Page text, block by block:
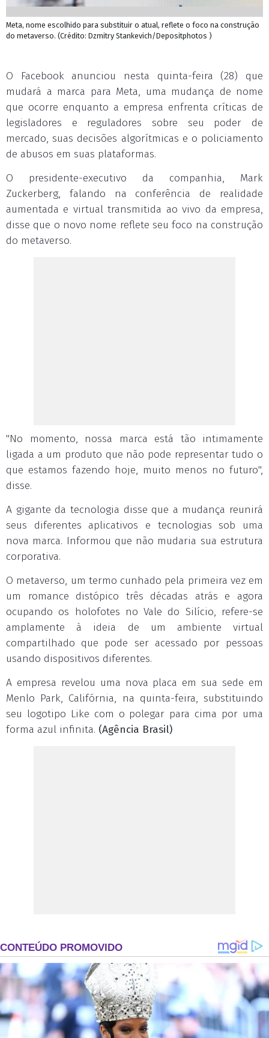
Meta, nome escolhido para substituir o atual, reflete o foco na construção
do metaverso. (Crédito: Dzmitry Stankevich/Depositphotos )
O Facebook anunciou nesta quinta-feira (28) que
mudará a marca para Meta, uma mudança de nome
que ocorre enquanto a empresa enfrenta críticas de
legisladores e reguladores sobre seu poder de
mercado, suas decisões algorítmicas e o policiamento
de abusos em suas plataformas.
O presidente-executivo da companhia, Mark
Zuckerberg, falando na conferência de realidade
aumentada e virtual transmitida ao vivo da empresa,
disse que o novo nome reflete seu foco na construção
do metaverso.
"No momento, nossa marca está tão intimamente
ligada a um produto que não pode representar tudo o
que estamos fazendo hoje, muito menos no futuro",
disse.
A gigante da tecnologia disse que a mudança reunirá
seus diferentes aplicativos e tecnologias sob uma
nova marca. Informou que não mudaria sua estrutura
corporativa.
O metaverso, um termo cunhado pela primeira vez em
um romance distópico três décadas atrás e agora
ocupando os holofotes no Vale do Silício, refere-se
amplamente à ideia de um ambiente virtual
compartilhado que pode ser acessado por pessoas
usando dispositivos diferentes.
A empresa revelou uma nova placa em sua sede em
Menlo Park, Califórnia, na quinta-feira, substituindo
seu logotipo Like com o polegar para cima por uma
forma azul infinita. (Agência Brasil)